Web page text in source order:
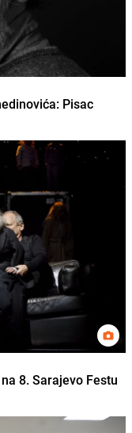
Pisac
8. Sarajevo Festu